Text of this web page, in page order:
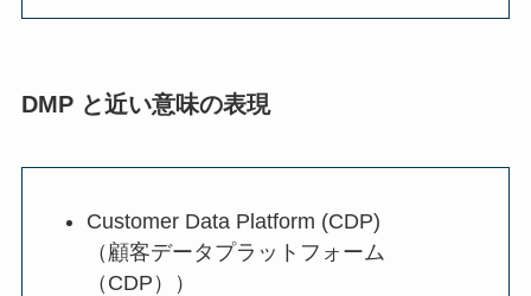
DMP と近い意味の表現
Customer Data Platform (CDP)
（顧客データプラットフォーム
（CDP））